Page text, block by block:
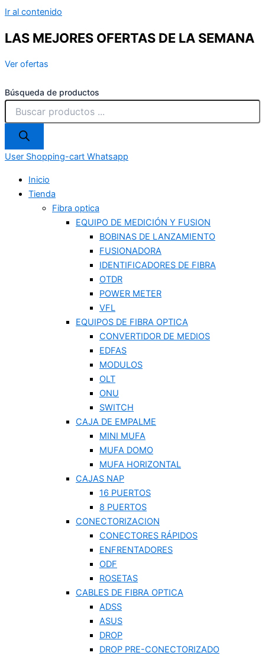
Ir al contenido
LAS MEJORES OFERTAS DE LA SEMANA
Ver ofertas
Búsqueda de productos
User Shopping-cart Whatsapp
Inicio
Tienda
Fibra optica
EQUIPO DE MEDICIÓN Y FUSION
BOBINAS DE LANZAMIENTO
FUSIONADORA
IDENTIFICADORES DE FIBRA
OTDR
POWER METER
VFL
EQUIPOS DE FIBRA OPTICA
CONVERTIDOR DE MEDIOS
EDFAS
MODULOS
OLT
ONU
SWITCH
CAJA DE EMPALME
MINI MUFA
MUFA DOMO
MUFA HORIZONTAL
CAJAS NAP
16 PUERTOS
8 PUERTOS
CONECTORIZACION
CONECTORES RÁPIDOS
ENFRENTADORES
ODF
ROSETAS
CABLES DE FIBRA OPTICA
ADSS
ASUS
DROP
DROP PRE-CONECTORIZADO